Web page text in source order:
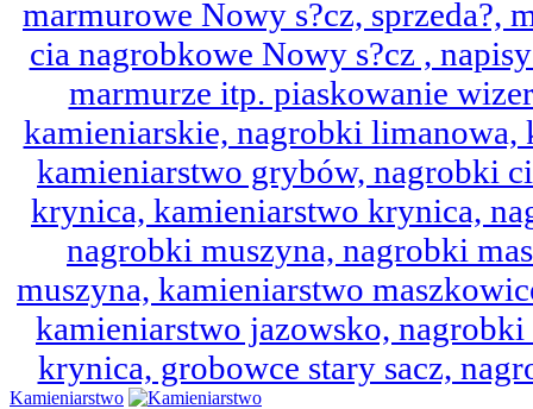
marmurowe Nowy s?cz, sprzeda?,
cia nagrobkowe Nowy s?cz ,
marmurze itp. piaskowanie
kamieniarskie, nagrobki
kamieniarstwo grybów, nagrobki
krynica, kamieniarstwo krynica,
nagrobki muszyna, nagrobki
muszyna, kamieniarstwo
kamieniarstwo jazowsko,
krynica, grobowce stary sacz,
Kamieniarstwo